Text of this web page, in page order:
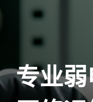
专业